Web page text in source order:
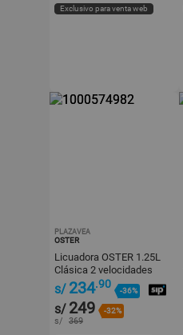
Exclusivo para venta web
PLAZAVEA
OSTER
Licuadora OSTER 1.25L
Clásica 2 velocidades
250-22 Cromado
s/ 234.90
-36%
s/ 249 -32%
s/ 369